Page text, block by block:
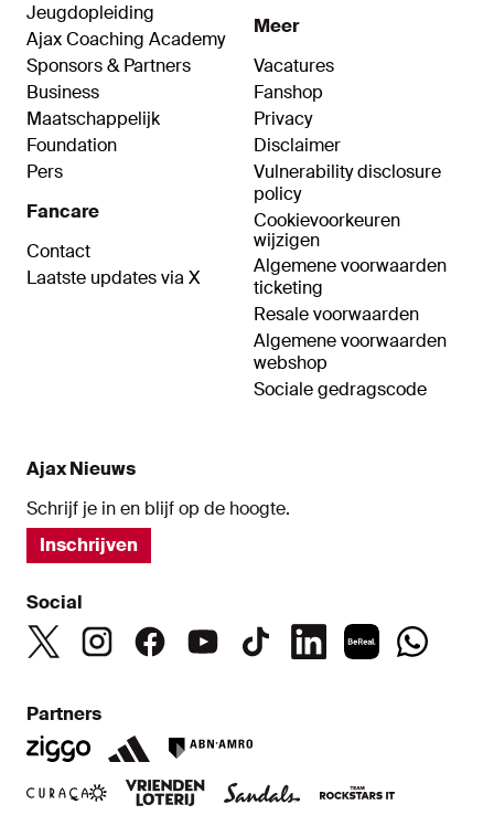
Jeugdopleiding
Ajax Coaching Academy
Sponsors & Partners
Business
Maatschappelijk
Foundation
Pers
Fancare
Contact
Laatste updates via X
Meer
Vacatures
Fanshop
Privacy
Disclaimer
Vulnerability disclosure
policy
Cookievoorkeuren
wijzigen
Algemene voorwaarden
ticketing
Resale voorwaarden
Algemene voorwaarden
webshop
Sociale gedragscode
Ajax Nieuws
Schrijf je in en blijf op de hoogte.
Inschrijven
Social
Partners